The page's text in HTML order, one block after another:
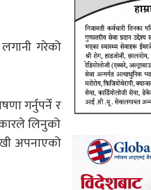
गरेको
गर्नुपर्ने र
लिनुको
अपनाएको